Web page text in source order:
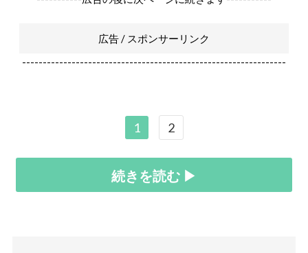
広告 / スポンサーリンク
----------------------------------------------------------------
1 2
続きを読む ▶